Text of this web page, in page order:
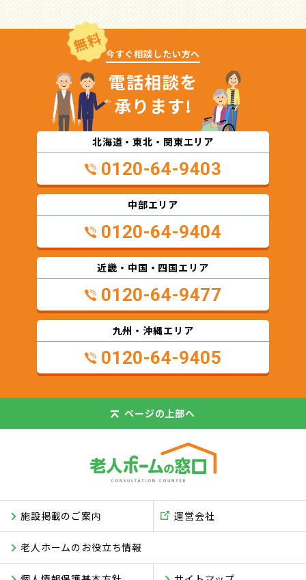
無料 今すぐ相談したい方へ
電話相談を
承ります!
北海道・東北・関東エリア
0120-64-9403
中部エリア
0120-64-9404
近畿・中国・四国エリア
0120-64-9477
九州・沖縄エリア
0120-64-9405
ページの 上部へ
施設掲載のご案内
老人ホームのお役立ち情報
運営会社